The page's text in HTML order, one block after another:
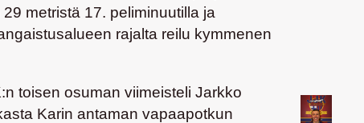
metristä 17. peliminuutilla ja
rajalta reilu kymmenen
toisen osuman viimeisteli Jarkko
Karin antaman vapaapotkun